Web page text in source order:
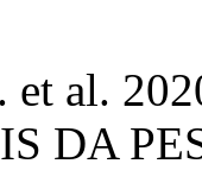
et al.
DA